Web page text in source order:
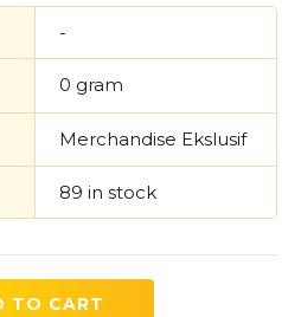
-
0 gram
Merchandise Ekslusif
89 in stock
TO CART